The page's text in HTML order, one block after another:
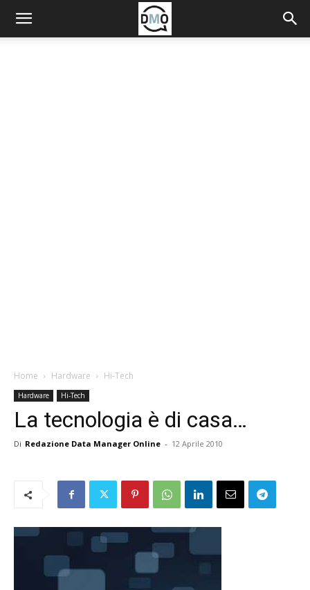
Home Hardware Hi-Tech
Hardware Hi-Tech
La tecnologia è di casa…
Di Redazione Data Manager Online - 12 Aprile 2010